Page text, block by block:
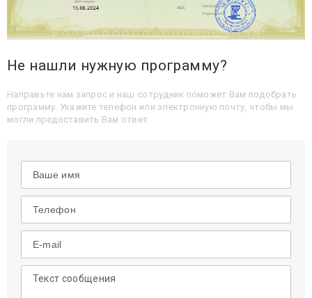
Не нашли нужную программу?
Направьте нам запрос и наш сотрудник поможет Вам подобрать
программу. Укажите телефон или электронную почту, чтобы мы
могли предоставить Вам ответ.